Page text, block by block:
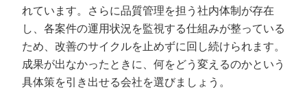
れています。さらに品質管理を担う社内体制が存在
し、各案件の運用状況を監視する仕組みが整っている
ため、改善のサイクルを止めずに回し続けられます。
成果が出なかったときに、何をどう変えるのかという
具体策を引き出せる会社を選びましょう。